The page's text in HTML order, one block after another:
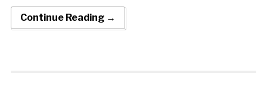
Continue Reading →